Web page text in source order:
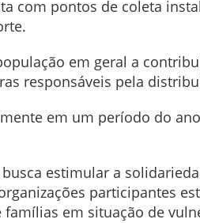
com pontos de coleta
em geral a
responsáveis pela
em um período do
estimular a
participantes
famílias em situação de